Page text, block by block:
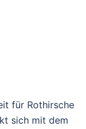
für Rothirsche
sich mit dem